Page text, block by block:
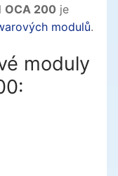
OCA 200 je
modulů.
moduly